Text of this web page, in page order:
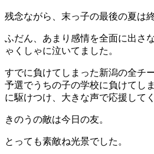
残念ながら、末っ子の最後の夏は
ふだん、あまり感情を全面に出さ
ゃくしゃに泣いてました。
すでに負けてしまった新潟の全チー
予選でうちの子の学校に負けてし
に駆けつけ、大きな声で応援して
きのうの敵は今日の友。
とっても素敵ね光景でした。